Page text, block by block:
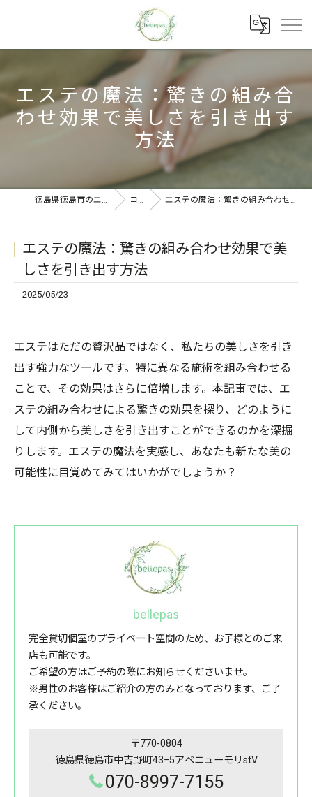
エステの魔法：驚きの組み合
わせ効果で美しさを引き出す
方法
徳島県徳島市のエステならbellepas コラム エステの魔法：驚きの組み合わせ効果で美しさを引き出す方法
エステの魔法：驚きの組み合わせ効果で美
しさを引き出す方法
2025/05/23
エステはただの贅沢品ではなく、私たちの美しさを引き
出す強力なツールです。特に異なる施術を組み合わせる
ことで、その効果はさらに倍増します。本記事では、エ
ステの組み合わせによる驚きの効果を探り、どのように
して内側から美しさを引き出すことができるのかを深掘
りします。エステの魔法を実感し、あなたも新たな美の
可能性に目覚めてみてはいかがでしょうか？
bellepas
完全貸切個室のプライベート空間のため、お子様とのご来
店も可能です。
ご希望の方はご予約の際にお知らせくださいませ。
※男性のお客様はご紹介の方のみとなっております、ご了
承ください。
〒770-0804
徳島県徳島市中吉野町43−5アベニューモリstV
070-8997-7155